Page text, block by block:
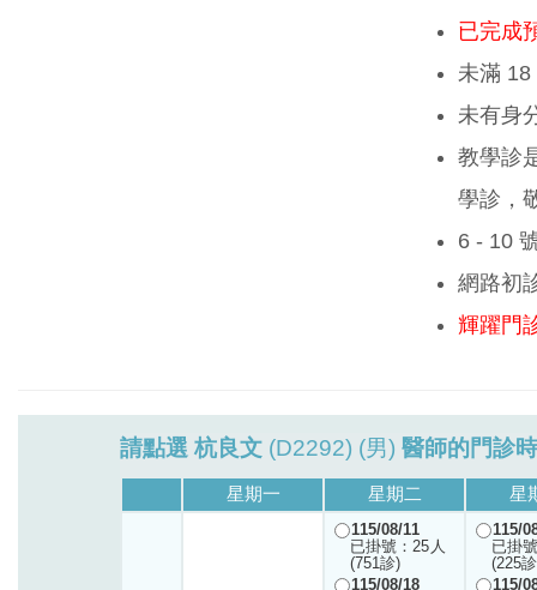
已完成
未滿 18
未有身
教學診
學診，
6 - 10
網路初
輝躍門